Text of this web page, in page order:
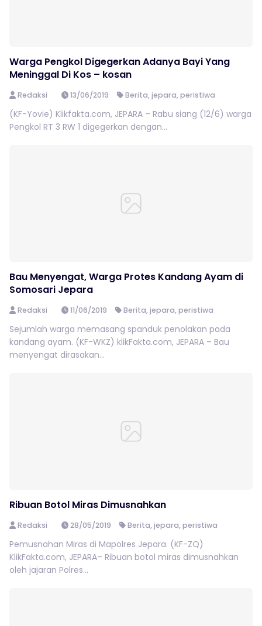
Warga Pengkol Digegerkan Adanya Bayi Yang
Meninggal Di Kos – kosan
Redaksi 13/06/2019 Berita,jepara,peristiwa
(KF-Yovie) Klikfakta.com, JEPARA – Rabu siang (12/6) warga
Pengkol RT 3 RW 1 digegerkan dengan...
Bau Menyengat, Warga Protes Kandang Ayam di
Somosari Jepara
Redaksi 11/06/2019 Berita,jepara,peristiwa
Sejumlah warga memasang spanduk penolakan pada
kandang ayam. (KF-WKZ) klikFakta.com, JEPARA – Bau
menyengat dirasakan...
Ribuan Botol Miras Dimusnahkan
Redaksi 28/05/2019 Berita,jepara,peristiwa
Pemusnahan Miras di Mapolres Jepara. (KF-ZQ)
KlikFakta.com, JEPARA– Ribuan botol miras dimusnahkan
oleh jajaran Polres...